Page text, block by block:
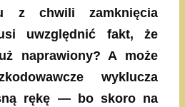
z chwili zamknięcia
uwzględnić fakt, że
naprawiony? A może
wyklucza
rękę — bo skoro na